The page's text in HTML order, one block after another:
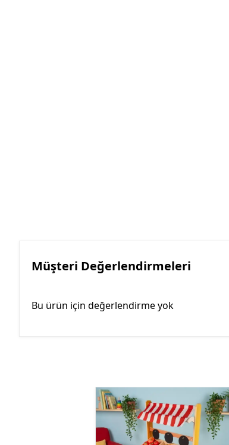
Müşteri Değerlendirmeleri
Bu ürün için değerlendirme yok